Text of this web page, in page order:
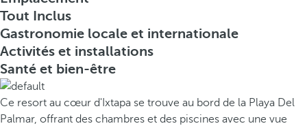
Tout Inclus
Gastronomie locale et internationale
Activités et installations
Santé et bien-être
Ce resort au cœur d'Ixtapa se trouve au bord de la Playa Del
Palmar, offrant des chambres et des piscines avec une vue